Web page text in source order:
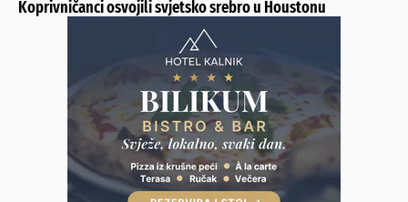
Koprivničanci osvojili svjetsko srebro u Houstonu